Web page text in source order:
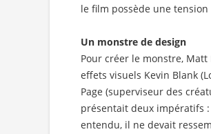
le film possède une
Un monstre de design
Pour créer le monstre, Matt
effets visuels Kevin Blank
Page (superviseur des
présentait deux impératifs
entendu, il ne devait